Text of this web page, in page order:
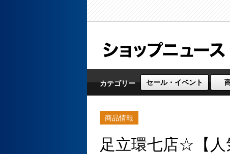
カテゴリー セール・イベント
商品情報
足立環七店☆【人